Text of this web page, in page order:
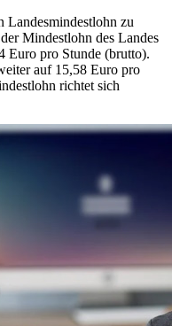
Landesmindestlohn zu
Mindestlohn des Landes
Euro pro Stunde (brutto).
auf 15,58 Euro pro
richtet sich